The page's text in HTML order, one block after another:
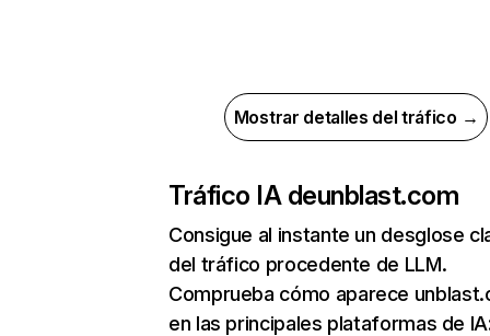
Mostrar detalles del tráfico →
Tráfico IA deunblast.com
Consigue al instante un desglose
del tráfico procedente de LLM.
Comprueba cómo aparece
en las principales plataformas de